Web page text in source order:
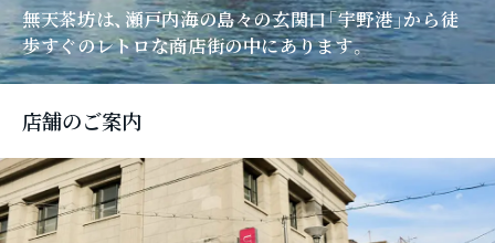
無天茶坊は、瀬戸内海の島々の玄関口「宇野港」から徒
歩すぐのレトロな商店街の中にあります。
店舗のご案内